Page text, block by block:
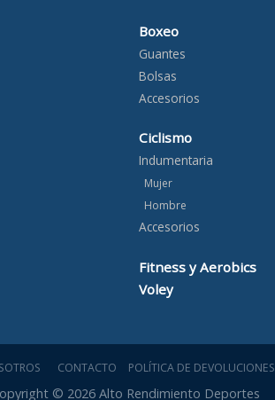
Boxeo
Guantes
Bolsas
Accesorios
Ciclismo
Indumentaria
Mujer
Hombre
Accesorios
Fitness y Aerobics
Voley
CONTACTO POLÍTICA DE DEVOLUCIONES
© 2026 Alto Rendimiento Deportes